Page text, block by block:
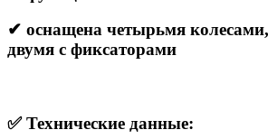
✔ оснащена четырьмя
двумя с фиксаторами
✅ Технические данные: